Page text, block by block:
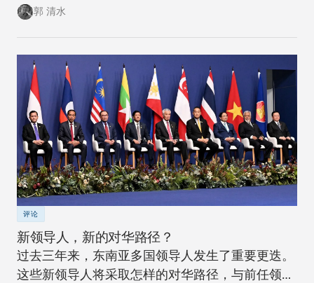
郭 清水
评论
新领导人，新的对华路径？
过去三年来，东南亚多国领导人发生了重要更迭。
这些新领导人将采取怎样的对华路径，与前任领导